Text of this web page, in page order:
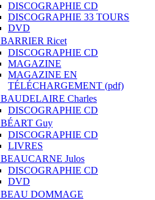
DISCOGRAPHIE CD
DISCOGRAPHIE 33 TOURS
DVD
BARRIER Ricet
DISCOGRAPHIE CD
MAGAZINE
MAGAZINE EN
TÉLÉCHARGEMENT (pdf)
BAUDELAIRE Charles
DISCOGRAPHIE CD
BÉART Guy
DISCOGRAPHIE CD
LIVRES
BEAUCARNE Julos
DISCOGRAPHIE CD
DVD
BEAU DOMMAGE